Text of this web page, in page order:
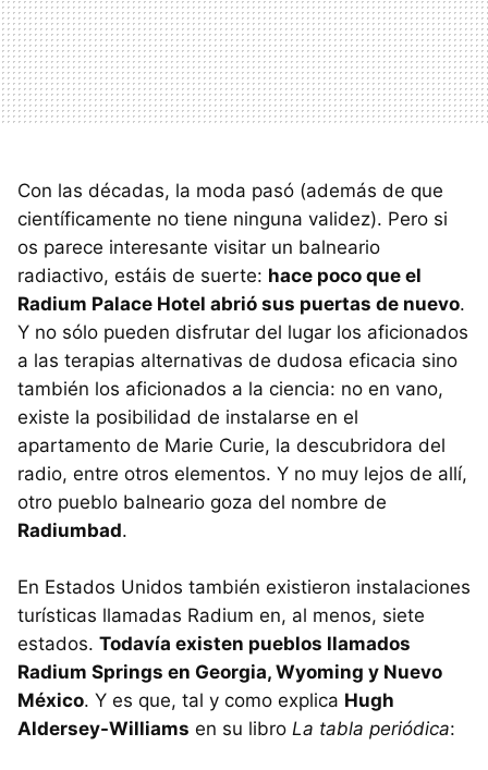
Con las décadas, la moda pasó (además de que
científicamente no tiene ninguna validez). Pero si
os parece interesante visitar un balneario
radiactivo, estáis de suerte: hace poco que el
Radium Palace Hotel abrió sus puertas de nuevo.
Y no sólo pueden disfrutar del lugar los aficionados
a las terapias alternativas de dudosa eficacia sino
también los aficionados a la ciencia: no en vano,
existe la posibilidad de instalarse en el
apartamento de Marie Curie, la descubridora del
radio, entre otros elementos. Y no muy lejos de allí,
otro pueblo balneario goza del nombre de
Radiumbad.
En Estados Unidos también existieron instalaciones
turísticas llamadas Radium en, al menos, siete
estados. Todavía existen pueblos llamados
Radium Springs en Georgia, Wyoming y Nuevo
México. Y es que, tal y como explica Hugh
Aldersey-Williams en su libro La tabla periódica: